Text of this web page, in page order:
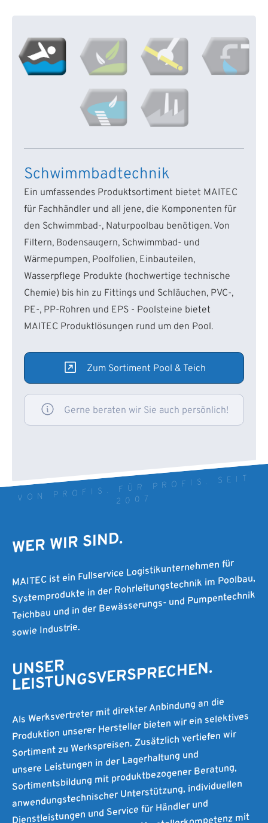
Schwimmbadtechnik
Ein umfassendes Produktsortiment bietet MAITEC
für Fachhändler und all jene, die Komponenten für
den Schwimmbad-, Naturpoolbau benötigen. Von
Filtern, Bodensaugern, Schwimmbad- und
Wärmepumpen, Poolfolien, Einbauteilen,
Wasserpflege Produkte (hochwertige technische
Chemie) bis hin zu Fittings und Schläuchen, PVC-,
PE-, PP-Rohren und EPS - Poolsteine bietet
MAITEC Produktlösungen rund um den Pool.
Zum Sortiment Pool & Teich
Gerne beraten wir Sie auch persönlich!
VON PROFIS. FÜR PROFIS. SEIT
2007
WER WIR SIND.
MAITEC ist ein Fullservice Logistikunternehmen für
Systemprodukte in der Rohrleitungstechnik im Poolbau,
Teichbau und in der Bewässerungs- und Pumpentechnik
sowie Industrie.
UNSER
LEISTUNGSVERSPRECHEN.
Als Werksvertreter mit direkter Anbindung an die
Produktion unserer Hersteller bieten wir ein selektives
Sortiment zu Werkspreisen. Zusätzlich vertiefen wir
unsere Leistungen in der Lagerhaltung und
Sortimentsbildung mit produktbezogener Beratung,
anwendungstechnischer Unterstützung, individuellen
Dienstleistungen und Service für Händler und